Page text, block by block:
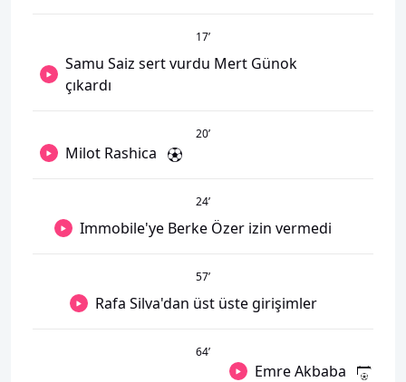
17’
Samu Saiz sert vurdu Mert Günok
çıkardı
20’
Milot Rashica
24’
Immobile'ye Berke Özer izin vermedi
57’
Rafa Silva'dan üst üste girişimler
64’
Emre Akbaba